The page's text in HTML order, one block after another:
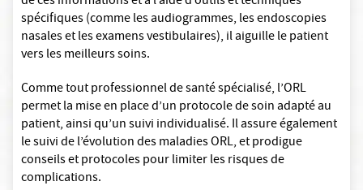
spécifiques (comme les audiogrammes, les endoscopies
nasales et les examens vestibulaires), il aiguille le patient
vers les meilleurs soins.
Comme tout professionnel de santé spécialisé, l’ORL
permet la mise en place d’un protocole de soin adapté au
patient, ainsi qu’un suivi individualisé. Il assure également
le suivi de l’évolution des maladies ORL, et prodigue
conseils et protocoles pour limiter les risques de
complications.